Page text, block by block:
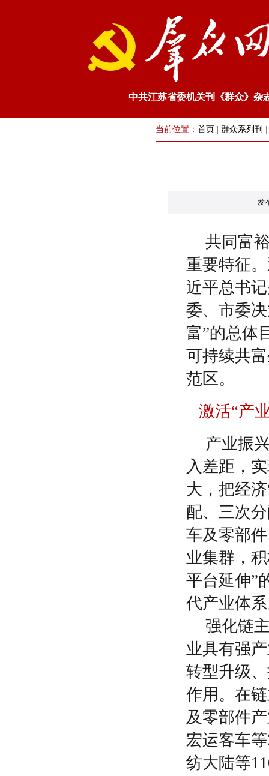
中共江苏省委机关刊《群众》杂
当前位置： 首页 群众系列刊
发
共同富
重要特征
近平总书
委、市委
富”的总体
可持续共
范区。
激活“产
产业振
入差距，
大，把经济
配、三次
车及零部
业集群，
平台延伸”
代产业体
强化链
业具有强
转型升级
作用。在
及零部件
宏运客车等
纺大陆等